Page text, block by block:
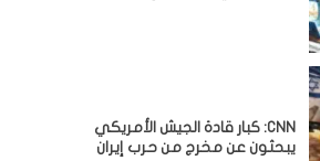
CNN: كبار قادة الجيش الأمريكي
يبحثون عن مخرج من حرب إيران